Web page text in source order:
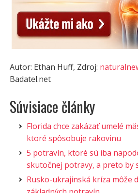
Autor: Ethan Huff, Zdroj:
Badatel.net
Súvisiace články
Florida chce zakázať umelé
ktoré spôsobuje rakovinu
5 potravín, ktoré sú iba
skutočnej potravy, a preto by
Rusko-ukrajinská kríza môže